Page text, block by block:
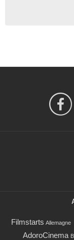
Filmstarts Allemagne
AdoroCinema